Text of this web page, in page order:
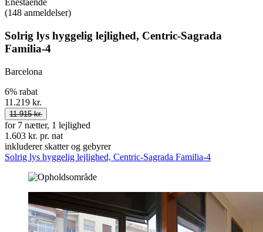
Enestående
(148 anmeldelser)
Solrig lys hyggelig lejlighed, Centric-Sagrada
Familia-4
Barcelona
6% rabat
11.219 kr.
11.915 kr.
for 7 nætter, 1 lejlighed
1.603 kr. pr. nat
inkluderer skatter og gebyrer
Solrig lys hyggelig lejlighed, Centric-Sagrada Familia-4